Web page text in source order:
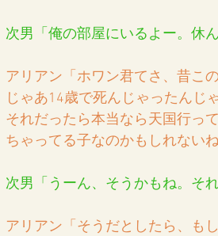
次男「俺の部屋にいるよー。休ん
アリアン「ホワン君てさ、昔こ
じゃあ14歳で死んじゃったんじ
それだったら本当なら天国行っ
ちゃってる子なのかもしれないね
次男「うーん、そうかもね。そ
アリアン「そうだとしたら、も